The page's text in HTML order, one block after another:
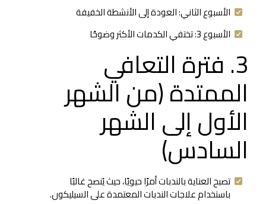
الأسبوع الثاني: العودة إلى الأنشطة الخفيفة
الأسبوع 3: تختفي الكدمات الأكثر وضوحًا
3. فترة التعافي
الممتدة (من الشهر
الأول إلى الشهر
السادس)
تصبح العناية بالندبات أمرًا حيويًا، حيث يُنصح غالبًا
باستخدام علاجات الندبات المعتمدة على السيليكون.